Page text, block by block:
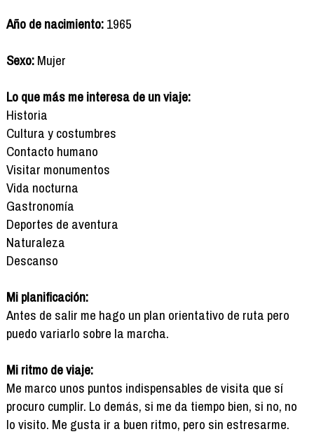
Año de nacimiento:1965
Sexo:Mujer
Lo que más me interesa de un viaje:
Historia
Cultura y costumbres
Contacto humano
Visitar monumentos
Vida nocturna
Gastronomía
Deportes de aventura
Naturaleza
Descanso
Mi planificación:
Antes de salir me hago un plan orientativo de ruta pero
puedo variarlo sobre la marcha.
Mi ritmo de viaje:
Me marco unos puntos indispensables de visita que sí
procuro cumplir. Lo demás, si me da tiempo bien, si no, no
lo visito. Me gusta ir a buen ritmo, pero sin estresarme.